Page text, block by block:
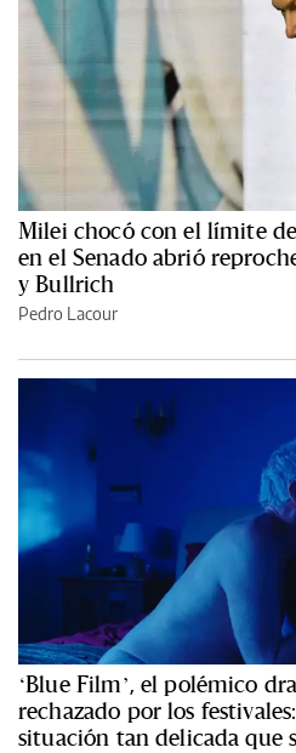
Milei chocó con el límite
en el Senado abrió
y Bullrich
Pedro Lacour
‘Blue Film’, el polémico
rechazado por los
situación tan delicada que